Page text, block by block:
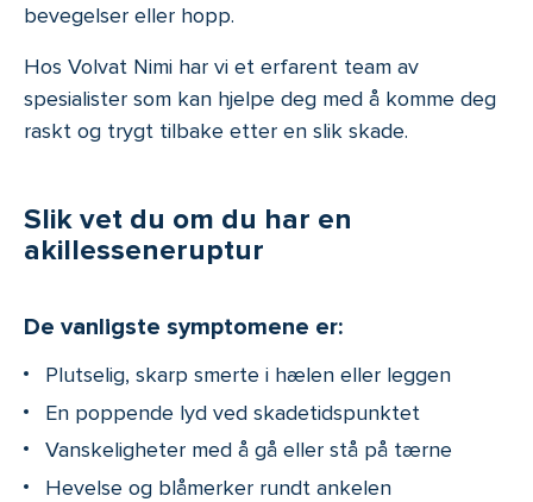
bevegelser eller hopp.
Hos Volvat Nimi har vi et erfarent team av
spesialister som kan hjelpe deg med å komme deg
raskt og trygt tilbake etter en slik skade.
Slik vet du om du har en
akillesseneruptur
De vanligste symptomene er:
Plutselig, skarp smerte i hælen eller leggen
En poppende lyd ved skadetidspunktet
Vanskeligheter med å gå eller stå på tærne
Hevelse og blåmerker rundt ankelen